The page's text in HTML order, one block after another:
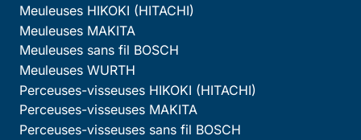
Meuleuses HIKOKI (HITACHI)
Meuleuses MAKITA
Meuleuses sans fil BOSCH
Meuleuses WURTH
Perceuses-visseuses HIKOKI (HITACHI)
Perceuses-visseuses MAKITA
Perceuses-visseuses sans fil BOSCH